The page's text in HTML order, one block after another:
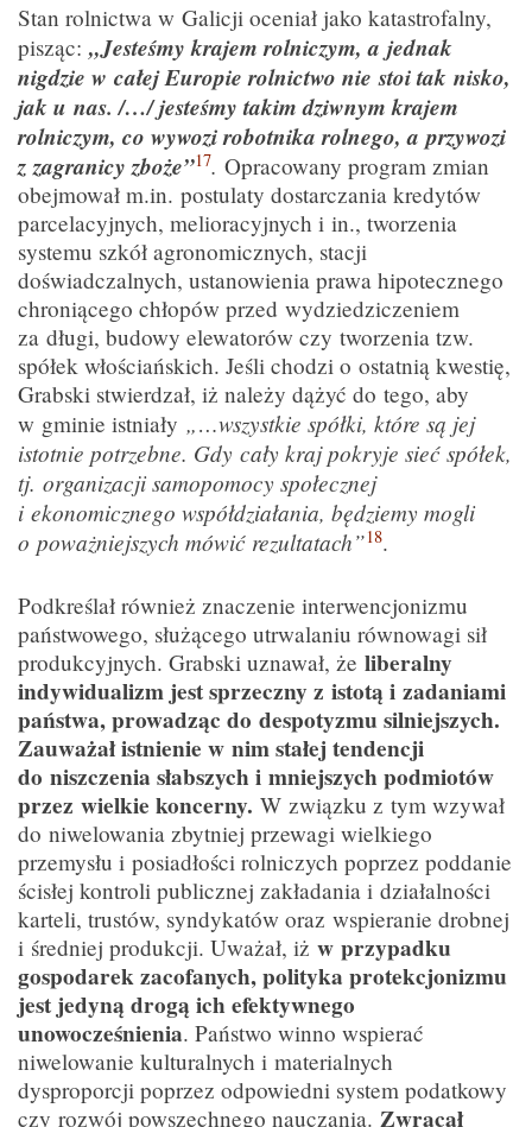
Stan rolnictwa w Galicji oceniał jako katastrofalny,
pisząc: „Jesteśmy krajem rolniczym, a jednak
nigdzie w całej Europie rolnictwo nie stoi tak nisko,
jak u nas. /…/ jesteśmy takim dziwnym krajem
rolniczym, co wywozi robotnika rolnego, a przywozi
z zagranicy zboże”17. Opracowany program zmian
obejmował m.in. postulaty dostarczania kredytów
parcelacyjnych, melioracyjnych i in., tworzenia
systemu szkół agronomicznych, stacji
doświadczalnych, ustanowienia prawa hipotecznego
chroniącego chłopów przed wydziedziczeniem
za długi, budowy elewatorów czy tworzenia tzw.
spółek włościańskich. Jeśli chodzi o ostatnią kwestię,
Grabski stwierdzał, iż należy dążyć do tego, aby
w gminie istniały „…wszystkie spółki, które są jej
istotnie potrzebne. Gdy cały kraj pokryje sieć spółek,
tj. organizacji samopomocy społecznej
i ekonomicznego współdziałania, będziemy mogli
o poważniejszych mówić rezultatach”18.
Podkreślał również znaczenie interwencjonizmu
państwowego, służącego utrwalaniu równowagi sił
produkcyjnych. Grabski uznawał, że liberalny
indywidualizm jest sprzeczny z istotą i zadaniami
państwa, prowadząc do despotyzmu silniejszych.
Zauważał istnienie w nim stałej tendencji
do niszczenia słabszych i mniejszych podmiotów
przez wielkie koncerny. W związku z tym wzywał
do niwelowania zbytniej przewagi wielkiego
przemysłu i posiadłości rolniczych poprzez poddanie
ścisłej kontroli publicznej zakładania i działalności
karteli, trustów, syndykatów oraz wspieranie drobnej
i średniej produkcji. Uważał, iż w przypadku
gospodarek zacofanych, polityka protekcjonizmu
jest jedyną drogą ich efektywnego
unowocześnienia. Państwo winno wspierać
niwelowanie kulturalnych i materialnych
dysproporcji poprzez odpowiedni system podatkowy
czy rozwój powszechnego nauczania. Zwracał